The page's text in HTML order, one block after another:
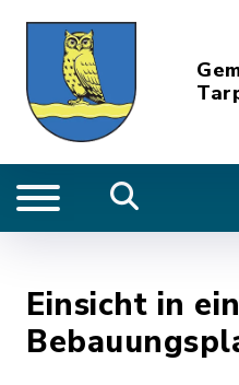
Einsicht in